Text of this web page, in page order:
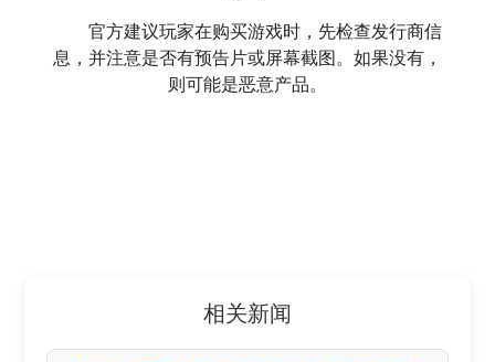
官方建议玩家在购买游戏时，先检查发行商信
息，并注意是否有预告片或屏幕截图。如果没有，
则可能是恶意产品。
相关新闻